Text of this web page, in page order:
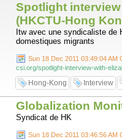
Spotlight
(HKCTU-Hong
Itw avec une syndicaliste de
domestiques migrants
Sun 18 Dec 2011 03:49:04 AM
csi.org/spotlight-interview-with-
Hong-Kong Interview
Globalization
Syndicat de HK
Sun 18 Dec 2011 03:46:56 AM